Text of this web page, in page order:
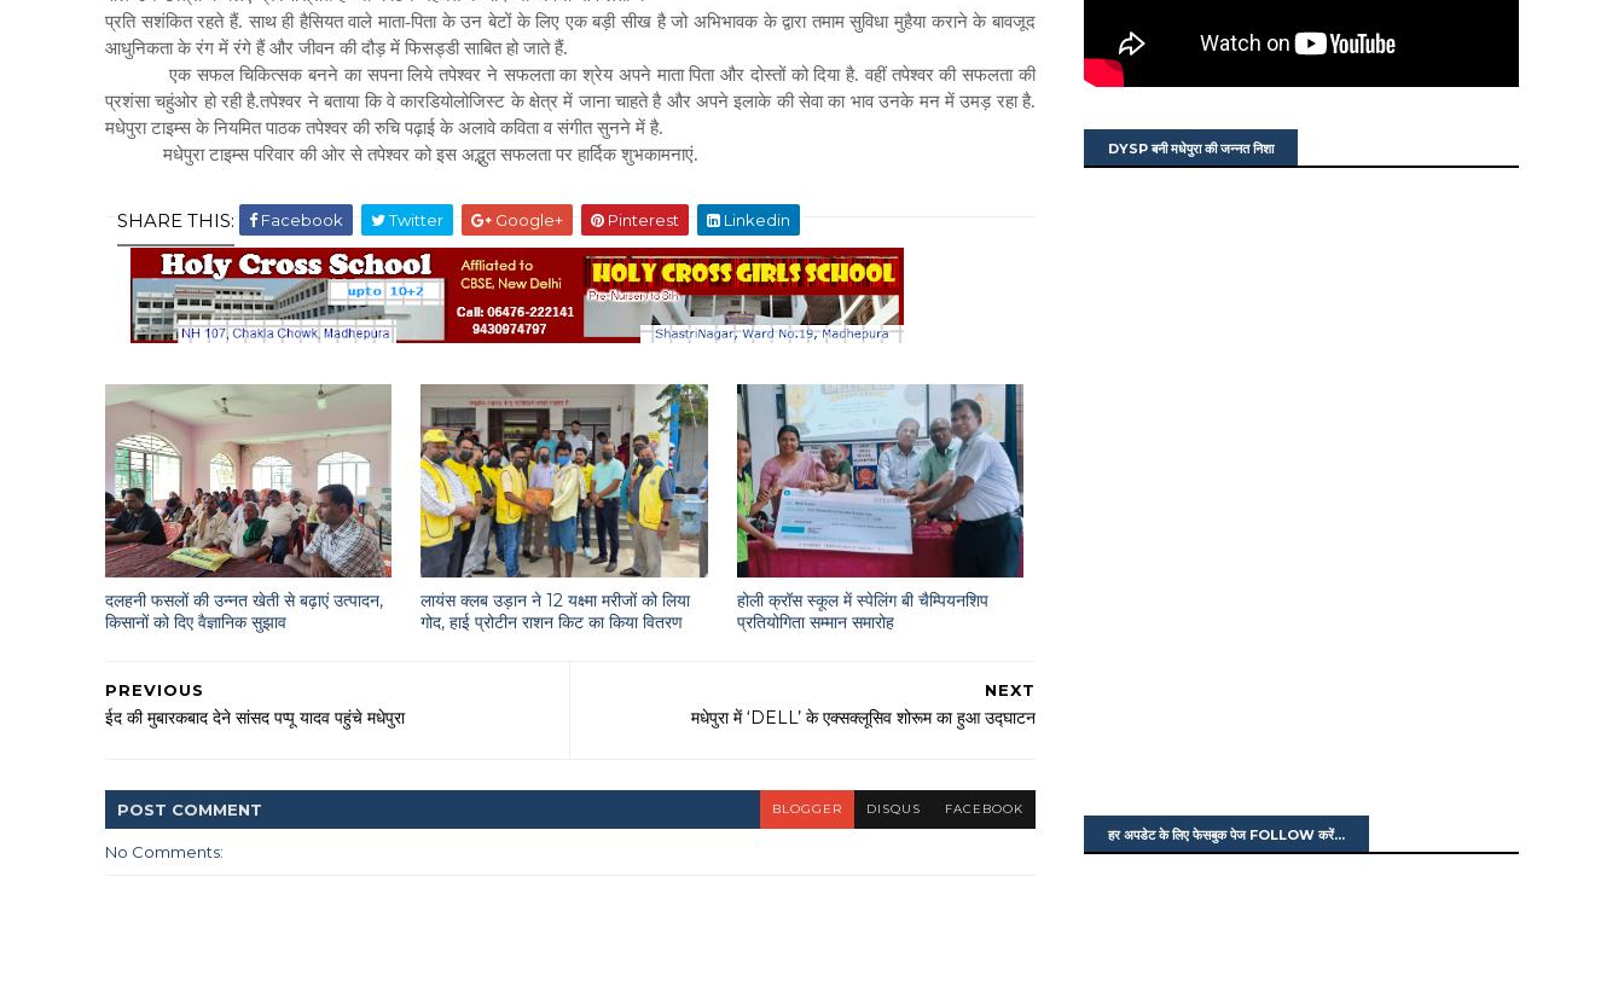
प्रति सशंकित रहते हैं. साथ ही हैसियत वाले माता-पिता के उन बेटों के लिए एक बड़ी सीख है जो अभिभावक के द्वारा तमाम सुविधा मुहैया कराने के बावजूद
आधुनिकता के रंग में रंगे हैं और जीवन की दौड़ में फिसड्डी साबित हो जाते हैं.
एक सफल चिकित्सक बनने का सपना लिये तपेश्वर ने सफलता का श्रेय अपने माता पिता और दोस्तों को दिया है. वहीं तपेश्वर की सफलता की
प्रशंसा चहुंओर हो रही है.तपेश्वर ने बताया कि वे कारडियोलोजिस्ट के क्षेत्र में जाना चाहते है और अपने इलाके की सेवा का भाव उनके मन में उमड़ रहा है.
मधेपुरा टाइम्स के नियमित पाठक तपेश्वर की रुचि पढ़ाई के अलावे कविता व संगीत सुनने में है.
मधेपुरा टाइम्स परिवार की ओर से तपेश्वर को इस अद्भुत सफलता पर हार्दिक शुभकामनाएं.
SHARE THIS: Facebook Twitter Google+ Pinterest Linkedin
दलहनी फसलों की उन्नत खेती से बढ़ाएं उत्पादन,
किसानों को दिए वैज्ञानिक सुझाव
लायंस क्लब उड़ान ने 12 यक्ष्मा मरीजों को लिया
गोद, हाई प्रोटीन राशन किट का किया वितरण
होली क्रॉस स्कूल में स्पेलिंग बी चैम्पियनशिप
प्रतियोगिता सम्मान समारोह
NEXT
मधेपुरा में ‘DELL’ के एक्सक्लूसिव शोरूम का हुआ उद्घाटन
PREVIOUS
ईद की मुबारकबाद देने सांसद पप्पू यादव पहुंचे मधेपुरा
POST COMMENT BLOGGER DISQUS FACEBOOK
No Comments:
DYSP बनी मधेपुरा की जन्नत निशा
हर अपडेट के लिए फेसबुक पेज FOLLOW करें...